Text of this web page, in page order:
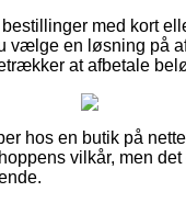
med kort
vælge en løsning på
at afbetale
hos en butik på
vilkår, men det